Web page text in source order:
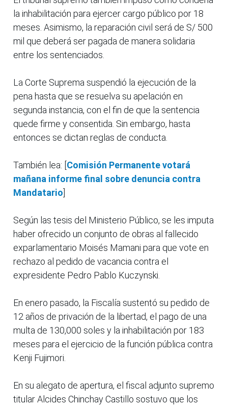
la inhabilitación para ejercer cargo público por 18
meses. Asimismo, la reparación civil será de S/ 500
mil que deberá ser pagada de manera solidaria
entre los sentenciados.
La Corte Suprema suspendió la ejecución de la
pena hasta que se resuelva su apelación en
segunda instancia, con el fin de que la sentencia
quede firme y consentida. Sin embargo, hasta
entonces se dictan reglas de conducta.
También lea: [ Comisión Permanente votará
mañana informe final sobre denuncia contra
Mandatario
Según las tesis del Ministerio Público, se les imputa
haber ofrecido un conjunto de obras al fallecido
exparlamentario Moisés Mamani para que vote en
rechazo al pedido de vacancia contra el
expresidente Pedro Pablo Kuczynski.
En enero pasado, la Fiscalía sustentó su pedido de
12 años de privación de la libertad, el pago de una
multa de 130,000 soles y la inhabilitación por 183
meses para el ejercicio de la función pública contra
Kenji Fujimori.
En su alegato de apertura, el fiscal adjunto supremo
titular Alcides Chinchay Castillo sostuvo que los